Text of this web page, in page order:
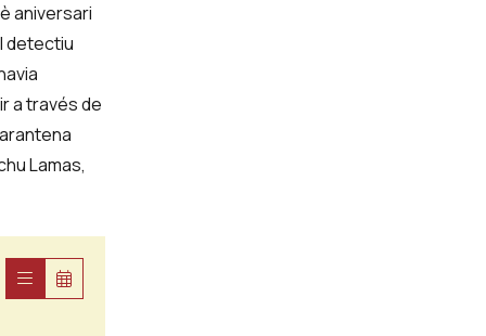
aniversari
detectiu
a través de
Lamas,